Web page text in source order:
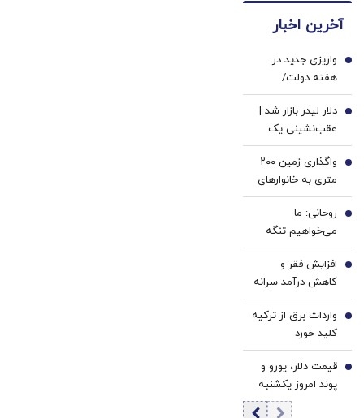
بگیر و
بخر ✅
رو
◗پرسش‌نامه
رو پر
کن◖
پزشکی
سفید
کننده
خانگی
آخرین اخبار
واریزی جدید در
هفته دولت/
سهامداران عدالت
بخوانند
1
دلار لیدر بازار شد |
عقب‌نشینی یک
کاناله قیمت طلا |
سکه ۱۸۶ میلیون
تومان شد
2
واگذاری زمین ۲۰۰
متری به خانوارهای
داری سه فرزند/
شرایط اعلام شد
3
روحانی: ما
می‌خواهیم تنگه
هرمز، تنگه جنگ
نباشد | چرا کویت و
امارات اجازه دادند
آمریکا از
پایگاه‌هایش علیه
ما استفاده کند؟ |
همسایگان هستیم
4
افزایش فقر و
کاهش درآمد سرانه
حقیقی در کشور/
کاهش دسترسی به
مسکن معلول
بحران بزرگتری
است
5
واردات برق از ترکیه
کلید خورد
6
قیمت دلار، یورو و
پوند امروز یکشنبه
۱۸ مرداد 1405/
7